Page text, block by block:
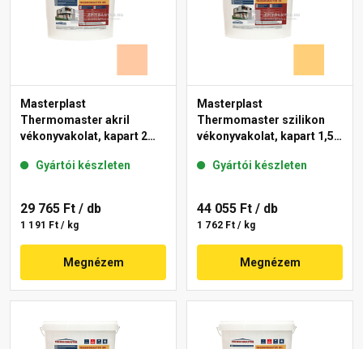
Masterplast
Thermomaster akril
vékonyvakolat, kapart 2
Gyártói készleten
29 765 Ft / db
1 191 Ft / kg
Megnézem
Masterplast
Thermomaster szilikon
vékonyvakolat, kapart 1,5
Gyártói készleten
44 055 Ft / db
1 762 Ft / kg
Megnézem